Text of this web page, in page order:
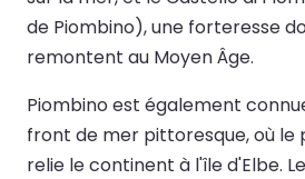
de Piombino), une forteresse
remontent au Moyen Âge.
Piombino est également
front de mer pittoresque, où le
relie le continent à l'île d'Elbe.